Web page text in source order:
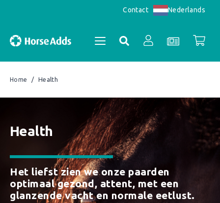
Contact Nederlands
Accountoverzicht
Bestellingen
Registreren
Home / Health
Health
Het liefst zien we onze paarden
optimaal gezond, attent, met een
glanzende vacht en normale eetlust.